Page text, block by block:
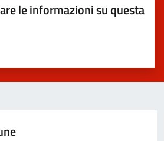
le informazioni su questa
5 stelle su 5
su 5
su 5
5